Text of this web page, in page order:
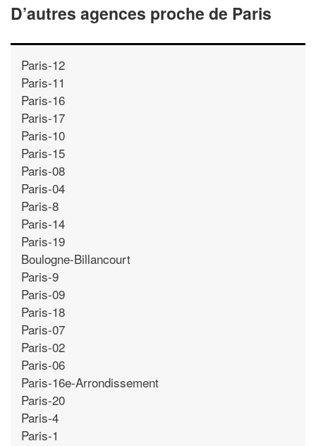
D’autres agences proche de Paris
Paris-12
Paris-11
Paris-16
Paris-17
Paris-10
Paris-15
Paris-08
Paris-04
Paris-8
Paris-14
Paris-19
Boulogne-Billancourt
Paris-9
Paris-09
Paris-18
Paris-07
Paris-02
Paris-06
Paris-16e-Arrondissement
Paris-20
Paris-4
Paris-1